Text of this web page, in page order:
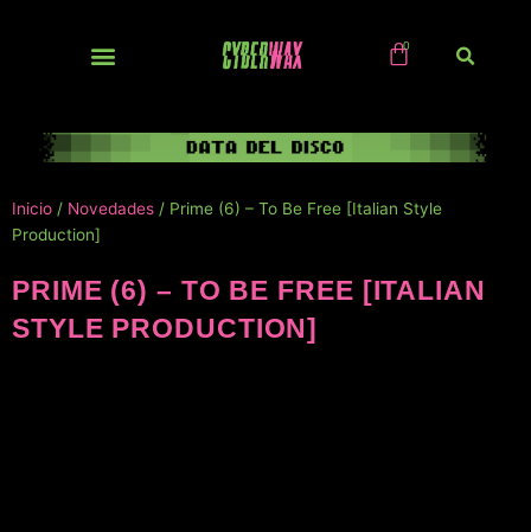
Inicio / Novedades / Prime (6) – To Be Free [Italian Style
Production]
PRIME (6) – TO BE FREE [ITALIAN
STYLE PRODUCTION]